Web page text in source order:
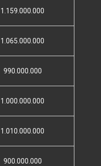
1.159.000.000
1.065.000.000
990.000.000
1.000.000.000
1.010.000.000
900.000.000